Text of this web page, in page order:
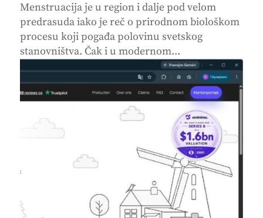
Menstruacija je u region i dalje pod velom
predrasuda iako je reč o prirodnom biološkom
procesu koji pogađa polovinu svetskog
stanovništva. Čak i u modernom...